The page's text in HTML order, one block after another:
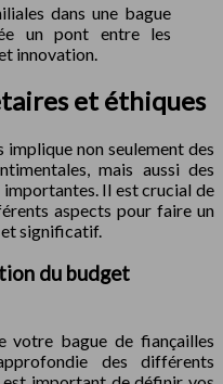
dans une bague
un pont entre les
innovation.
et éthiques
implique non seulement des
mais aussi des
Il est crucial de
aspects pour faire un
significatif.
du budget
bague de fiançailles
des différents